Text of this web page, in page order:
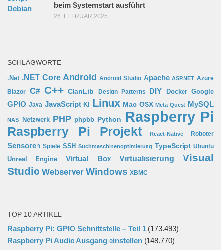
beim Systemstart ausführt
26. FEBRUAR 2025
SCHLAGWORTE
.Net .NET Core Android Android Studio Apache ASP.NET Azure
Blazor C# C++ ClanLib Design Patterns DIY Docker Google
GPIO Java JavaScript KI Linux Mac OSX Meta Quest MySQL
NAS Netzwerk PHP phpbb Python Raspberry Pi
Raspberry Pi Projekt React-Native Roboter
Sensoren Spiele SSH Suchmaschinenoptimierung TypeScript Ubuntu
Unreal Engine
Virtual Box Virtualisierung
Visual
Studio Webserver Windows XBMC
TOP 10 ARTIKEL
Raspberry Pi: GPIO Schnittstelle – Teil 1 (173.493)
Raspberry Pi Audio Ausgang einstellen (148.770)